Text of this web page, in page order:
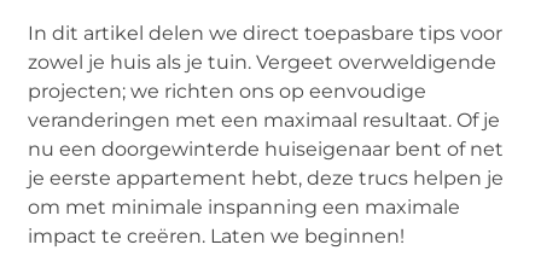
In dit artikel delen we direct toepasbare tips voor
zowel je huis als je tuin. Vergeet overweldigende
projecten; we richten ons op eenvoudige
veranderingen met een maximaal resultaat. Of je
nu een doorgewinterde huiseigenaar bent of net
je eerste appartement hebt, deze trucs helpen je
om met minimale inspanning een maximale
impact te creëren. Laten we beginnen!